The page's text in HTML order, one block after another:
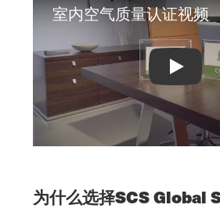
室内空气质量认证视频
Indoor
为什么选择SCS Global